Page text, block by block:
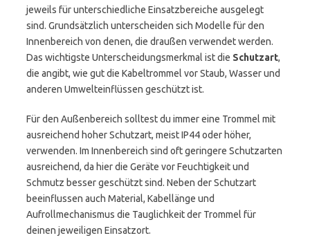
jeweils für unterschiedliche Einsatzbereiche ausgelegt
sind. Grundsätzlich unterscheiden sich Modelle für den
Innenbereich von denen, die draußen verwendet werden.
Das wichtigste Unterscheidungsmerkmal ist die Schutzart,
die angibt, wie gut die Kabeltrommel vor Staub, Wasser und
anderen Umwelteinflüssen geschützt ist.
Für den Außenbereich solltest du immer eine Trommel mit
ausreichend hoher Schutzart, meist IP44 oder höher,
verwenden. Im Innenbereich sind oft geringere Schutzarten
ausreichend, da hier die Geräte vor Feuchtigkeit und
Schmutz besser geschützt sind. Neben der Schutzart
beeinflussen auch Material, Kabellänge und
Aufrollmechanismus die Tauglichkeit der Trommel für
deinen jeweiligen Einsatzort.